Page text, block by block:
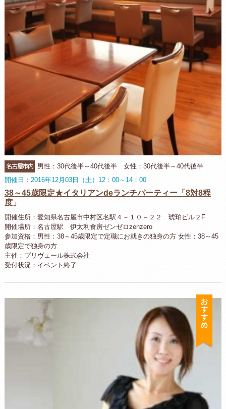
名古屋市内
男性：30代後半～40代後半 女性：30代後半～40代後半
開催日：2016年12月03日（土）12：00～14：00
38～45歳限定★イタリアンdeランチパーティー「8対8程
度」
開催住所：愛知県名古屋市中村区名駅４－１０－２２ 琥珀ビル２F
開催場所：名古屋駅 伊太利食房ゼンゼロzenzero
参加資格：男性：38～45歳限定で定職にお就きの独身の方 女性：38～45
歳限定で独身の方
主催：プリヴェール株式会社
受付状況：イベント終了
お